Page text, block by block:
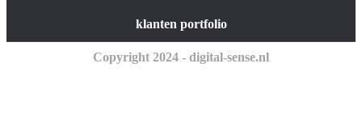
klanten portfolio
Copyright 2024 - digital-sense.nl